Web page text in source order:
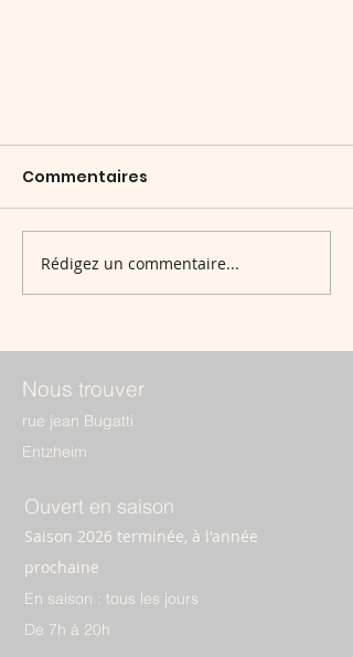
Saison 2026
Commentaires
Rédigez un commentaire...
Nous trouver
rue jean Bugatti
Entzheim
Ouvert en saison
Saison 2026 terminée, à l'année
prochaine
En saison : tous les jours
De 7h à 20h